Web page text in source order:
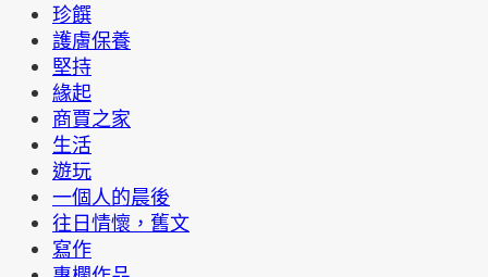
珍饌
護膚保養
堅持
緣起
商賈之家
生活
遊玩
一個人的晨後
往日情懷，舊文
寫作